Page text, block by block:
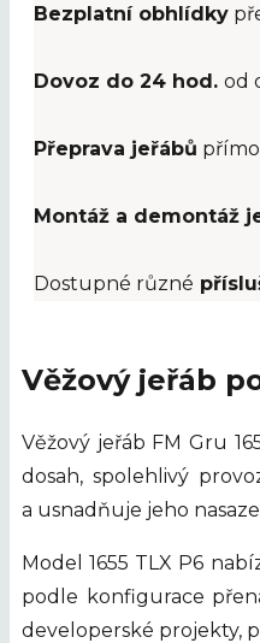
Bezplatní obhlídky
Dovoz do 24 hod. od
Přeprava jeřábů
Montáž a demontáž
Dostupné různé
Věžový jeřáb
Věžový jeřáb FM Gru
dosah, spolehlivý
a usnadňuje jeho
Model 1655 TLX P6
podle konfigurace
developerské projekty,